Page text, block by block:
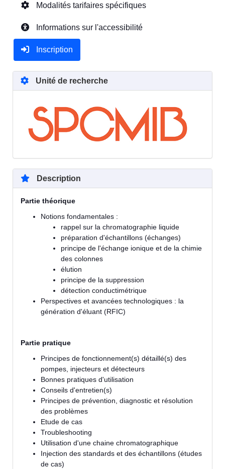
Modalités tarifaires spécifiques
Informations sur l'accessibilité
Inscription
Unité de recherche
Description
Partie théorique
Notions fondamentales :
rappel sur la chromatographie liquide
préparation d'échantillons (échanges)
principe de l'échange ionique et de la chimie
des colonnes
élution
principe de la suppression
détection conductimétrique
Perspectives et avancées technologiques : la
génération d'éluant (RFIC)
Partie pratique
Principes de fonctionnement(s) détaillé(s) des
pompes, injecteurs et détecteurs
Bonnes pratiques d'utilisation
Conseils d'entretien(s)
Principes de prévention, diagnostic et résolution
des problèmes
Etude de cas
Troubleshooting
Utilisation d'une chaine chromatographique
Injection des standards et des échantillons (études
de cas)